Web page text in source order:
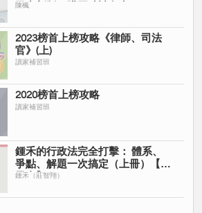
已出新版＊購買時請留意＊
陳楓
2023榜首上榜攻略《律師、司法
官》(上)
讀家補習班
2020榜首上榜攻略
讀家補習班
鍾禾的行政法完全打擊： 體系、
爭點、解題一次搞定（上冊）【電
子書】
鍾禾（莊智翔）